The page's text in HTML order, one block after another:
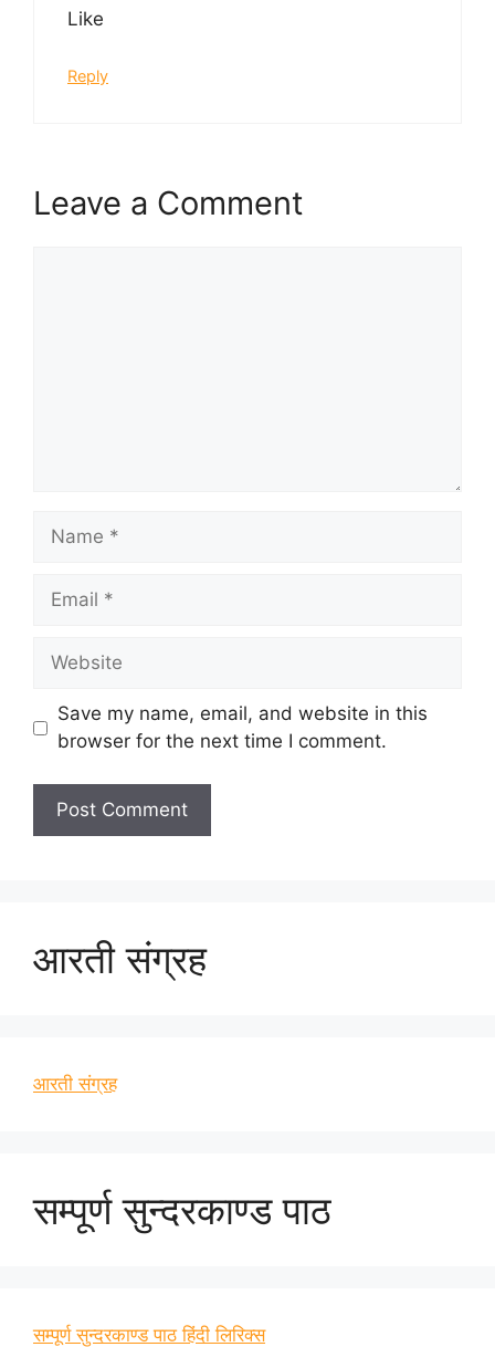
Like
Reply
Leave a Comment
Name
Email
Website
Save my name, email, and website in this
browser for the next time I comment.
आरती संग्रह
आरती संग्रह
सम्पूर्ण सुन्दरकाण्ड पाठ
सम्पूर्ण सुन्दरकाण्ड पाठ हिंदी लिरिक्स